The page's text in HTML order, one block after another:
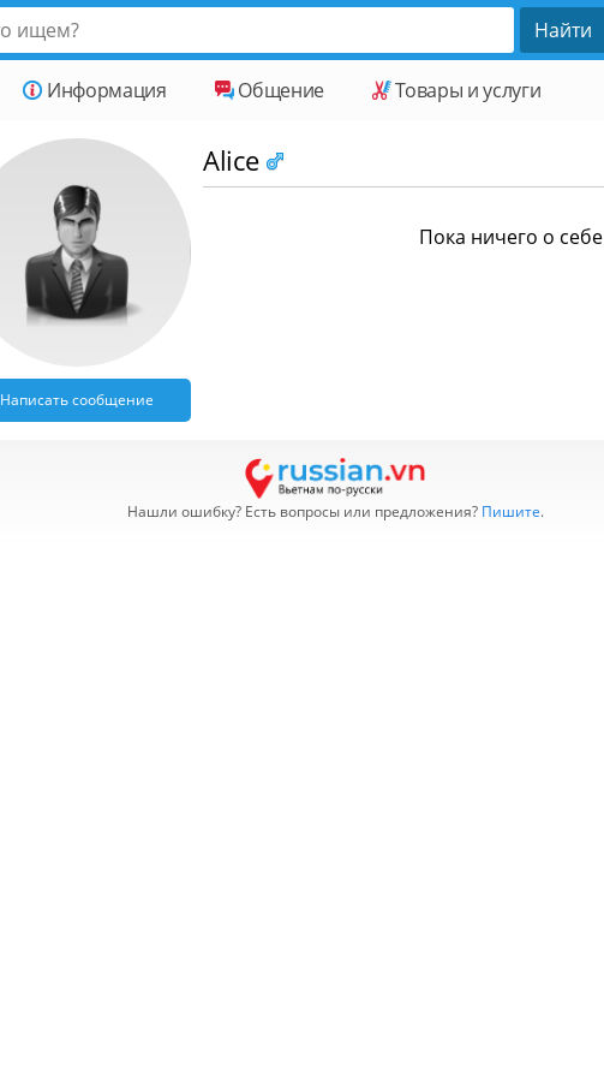
Информация Общение Товары и услуги
Написать сообщение
Alice
Пока ничего о
Нашли ошибку? Есть вопросы или предложения? Пишите.